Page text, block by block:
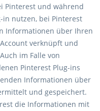
Pinterest und während
in nutzen, bei Pinterest
Informationen über Ihren
verknüpft und
im Falle von
Pinterest Plug-ins
Informationen über
und gespeichert.
die Informationen mit